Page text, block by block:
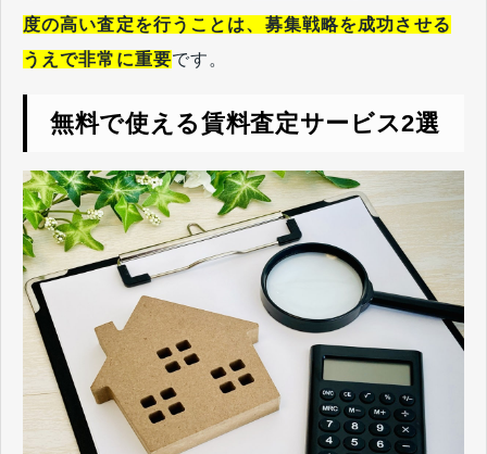
度の高い査定を行うことは、募集戦略を成功させる
うえで非常に重要です。
無料で使える賃料査定サービス2選